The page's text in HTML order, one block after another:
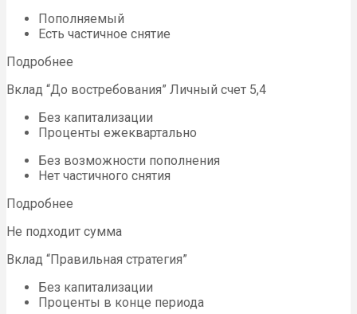
Пополняемый
Есть частичное снятие
Подробнее
Вклад “До востребования” Личный счет 5,4
Без капитализации
Проценты ежеквартально
Без возможности пополнения
Нет частичного снятия
Подробнее
Не подходит сумма
Вклад “Правильная стратегия”
Без капитализации
Проценты в конце периода